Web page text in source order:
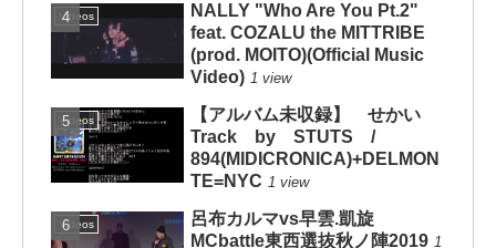
Videos
NALLY "Who Are You Pt.2"
feat. COZALU the MITTRIBE
(prod. MOITO)(Official Music
Video) 1 view
Videos
【アルバム未収録】 せかい
Track by STUTS /
894(MIDICRONICA)+DELMON
TE=NYC 1 view
Videos
呂布カルマvs早雲.凱旋
MCbattle東西選抜秋ノ陣2019 1